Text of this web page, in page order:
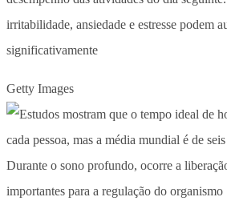
irritabilidade, ansiedade e estresse podem
significativamente
Getty Images